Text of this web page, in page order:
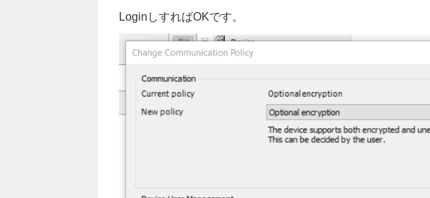
LoginしすればOKです。